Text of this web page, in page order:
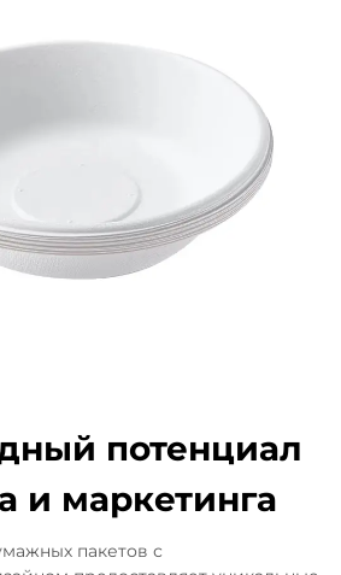
потенциал
и маркетинга
пакетов с